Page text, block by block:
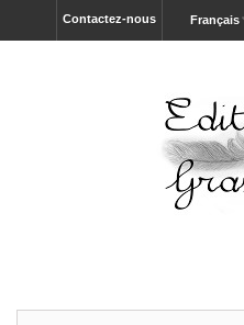
Français
Contactez-nous